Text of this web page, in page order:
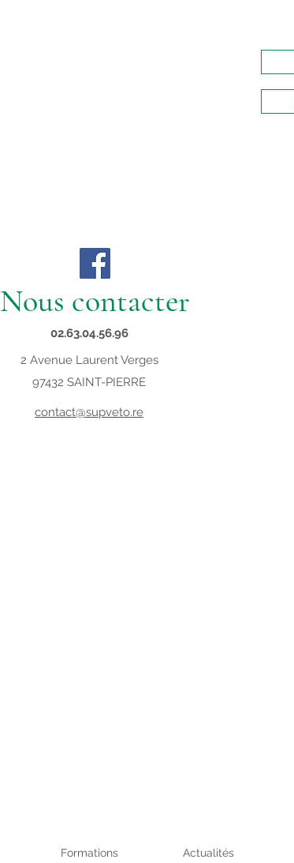
Nous contacter
02.63.04.56.96
2 Avenue Laurent Verges
97432 SAINT-PIERRE
contact@supveto.re
Formations Actualités